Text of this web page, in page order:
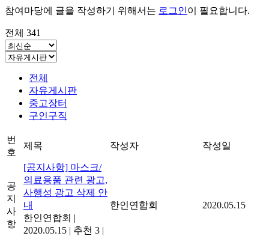
참여마당에 글을 작성하기 위해서는 로그인이 필요합니다.
전체 341
전체
자유게시판
중고장터
구인구직
번
호
제목 작성자 작성일
공
지
사
항
[공지사항] 마스크/
의료용품 관련 광고,
사행성 광고 삭제 안
내
한인연합회 |
2020.05.15 | 추천 3 |
한인연합회 2020.05.15